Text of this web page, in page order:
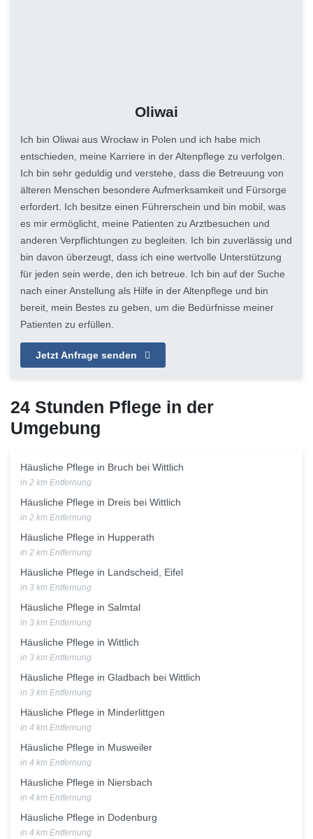
Oliwai
Ich bin Oliwai aus Wrocław in Polen und ich habe mich
entschieden, meine Karriere in der Altenpflege zu verfolgen.
Ich bin sehr geduldig und verstehe, dass die Betreuung von
älteren Menschen besondere Aufmerksamkeit und Fürsorge
erfordert. Ich besitze einen Führerschein und bin mobil, was
es mir ermöglicht, meine Patienten zu Arztbesuchen und
anderen Verpflichtungen zu begleiten. Ich bin zuverlässig und
bin davon überzeugt, dass ich eine wertvolle Unterstützung
für jeden sein werde, den ich betreue. Ich bin auf der Suche
nach einer Anstellung als Hilfe in der Altenpflege und bin
bereit, mein Bestes zu geben, um die Bedürfnisse meiner
Patienten zu erfüllen.
Jetzt Anfrage senden
24 Stunden Pflege in der
Umgebung
Häusliche Pflege in Bruch bei Wittlich
in 2 km Entfernung
Häusliche Pflege in Dreis bei Wittlich
in 2 km Entfernung
Häusliche Pflege in Hupperath
in 2 km Entfernung
Häusliche Pflege in Landscheid, Eifel
in 3 km Entfernung
Häusliche Pflege in Salmtal
in 3 km Entfernung
Häusliche Pflege in Wittlich
in 3 km Entfernung
Häusliche Pflege in Gladbach bei Wittlich
in 3 km Entfernung
Häusliche Pflege in Minderlittgen
in 4 km Entfernung
Häusliche Pflege in Musweiler
in 4 km Entfernung
Häusliche Pflege in Niersbach
in 4 km Entfernung
Häusliche Pflege in Dodenburg
in 4 km Entfernung